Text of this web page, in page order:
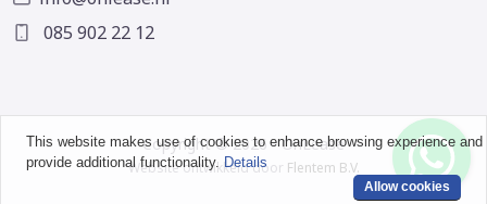
085 902 22 12
Copyright © 2026 - OnLease
Website ontwikkeld door Flentem B.V.
This website makes use of cookies to enhance browsing experience and
provide additional functionality. Details
Allow cookies